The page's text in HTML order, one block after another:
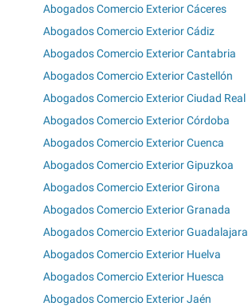
Abogados Comercio Exterior Cáceres
Abogados Comercio Exterior Cádiz
Abogados Comercio Exterior Cantabria
Abogados Comercio Exterior Castellón
Abogados Comercio Exterior Ciudad Real
Abogados Comercio Exterior Córdoba
Abogados Comercio Exterior Cuenca
Abogados Comercio Exterior Gipuzkoa
Abogados Comercio Exterior Girona
Abogados Comercio Exterior Granada
Abogados Comercio Exterior Guadalajara
Abogados Comercio Exterior Huelva
Abogados Comercio Exterior Huesca
Abogados Comercio Exterior Jaén